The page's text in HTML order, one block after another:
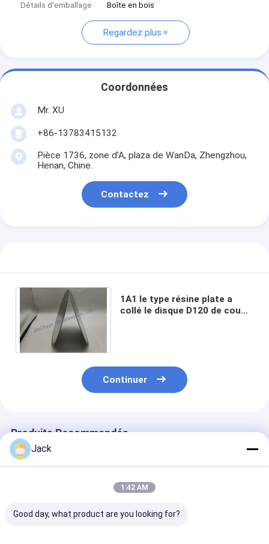
Détails d'emballage
Boîte en bois
Regardez plus
Coordonnées
Mr. XU
+86-13783415132
Pièce 1736, zone d'A, plaza de WanDa, Zhengzhou,
Henan, Chine.
Contactez
1A1 le type résine plate a
collé le disque D120 de coupe
Continuer
Produits Recommandés
Jack
1:42 AM
Good day, what product are you looking for?